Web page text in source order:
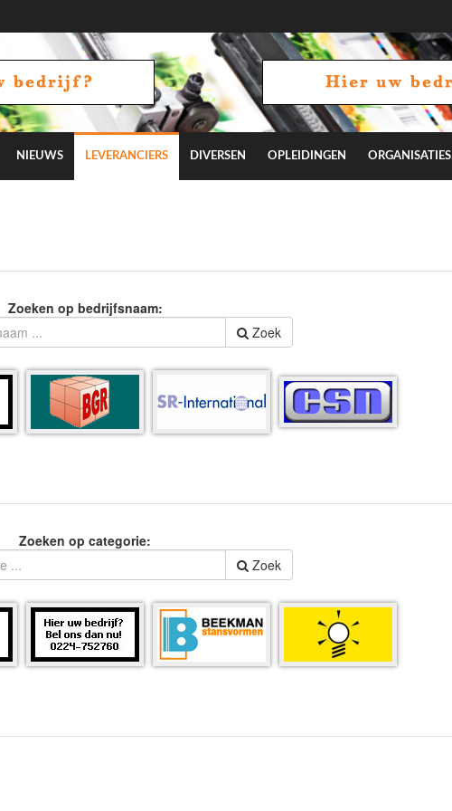
NIEUWS LEVERANCIERS DIVERSEN OPLEIDINGEN ORGANISATIES
Zoeken op bedrijfsnaam:
Zoek
Zoeken op categorie:
Zoek